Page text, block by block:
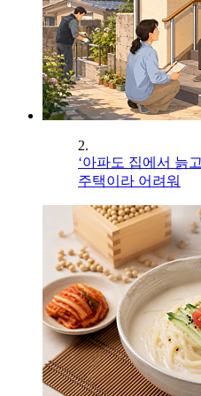
2.
‘아파도 집에서 늙
주택이라 어려워